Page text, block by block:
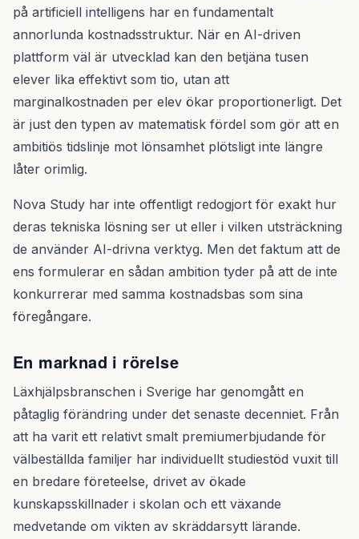
på artificiell intelligens har en fundamentalt
annorlunda kostnadsstruktur. När en AI-driven
plattform väl är utvecklad kan den betjäna tusen
elever lika effektivt som tio, utan att
marginalkostnaden per elev ökar proportionerligt. Det
är just den typen av matematisk fördel som gör att en
ambitiös tidslinje mot lönsamhet plötsligt inte längre
låter orimlig.
Nova Study har inte offentligt redogjort för exakt hur
deras tekniska lösning ser ut eller i vilken utsträckning
de använder AI-drivna verktyg. Men det faktum att de
ens formulerar en sådan ambition tyder på att de inte
konkurrerar med samma kostnadsbas som sina
föregångare.
En marknad i rörelse
Läxhjälpsbranschen i Sverige har genomgått en
påtaglig förändring under det senaste decenniet. Från
att ha varit ett relativt smalt premiumerbjudande för
välbeställda familjer har individuellt studiestöd vuxit till
en bredare företeelse, drivet av ökade
kunskapsskillnader i skolan och ett växande
medvetande om vikten av skräddarsytt lärande.